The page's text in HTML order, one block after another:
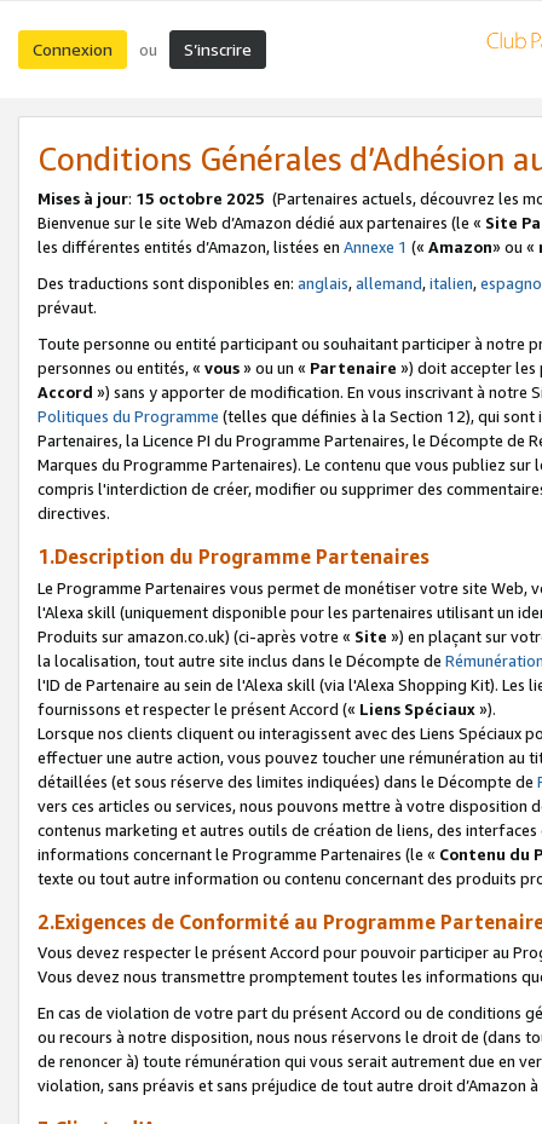
Connexion ou S’inscrire
Conditions Générales d’Adhésion
Mises à jour: 15 octobre 2025 (Partenaires actuels, découvrez les
Bienvenue sur le site Web d’Amazon dédié aux partenaires (le « Site
les différentes entités d’Amazon, listées en Annexe 1 (« Amazon» ou «
Des traductions sont disponibles en: anglais,allemand,italien,
prévaut.
Toute personne ou entité participant ou souhaitant participer à notre
personnes ou entités, « vous» ou un « Partenaire ») doit accepter les
Accord ») sans y apporter de modification. En vous inscrivant à notre
Politiques du Programme (telles que définies à la Section 12), qui
Partenaires, la Licence PI du Programme Partenaires, le Décompte de
Marques du Programme Partenaires). Le contenu que vous publiez
compris l'interdiction de créer, modifier ou supprimer des
directives.
1.Description du Programme Partenaires
Le Programme Partenaires vous permet de monétiser votre site Web,
l'Alexa skill (uniquement disponible pour les partenaires utilisant un
Produits sur amazon.co.uk) (ci-après votre « Site ») en plaçant sur
la localisation, tout autre site inclus dans le Décompte de
l'ID de Partenaire au sein de l'Alexa skill (via l'Alexa Shopping Kit).
fournissons et respecter le présent Accord (« Liens Spéciaux»).
Lorsque nos clients cliquent ou interagissent avec des Liens Spéciaux
effectuer une autre action, vous pouvez toucher une rémunération
détaillées (et sous réserve des limites indiquées) dans le Décompte de
vers ces articles ou services, nous pouvons mettre à votre disposition
contenus marketing et autres outils de création de liens, des
informations concernant le Programme Partenaires (le « Contenu du
texte ou tout autre information ou contenu concernant des produits
2.Exigences de Conformité au Programme
Vous devez respecter le présent Accord pour pouvoir participer au
Vous devez nous transmettre promptement toutes les informations
En cas de violation de votre part du présent Accord ou de conditions
ou recours à notre disposition, nous nous réservons le droit de (dans
de renoncer à) toute rémunération qui vous serait autrement due en
violation, sans préavis et sans préjudice de tout autre droit